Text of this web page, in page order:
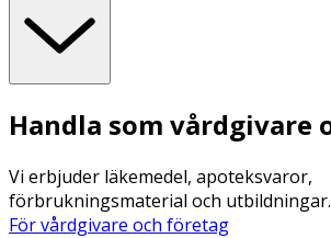
Handla som vårdgivare
Vi erbjuder läkemedel, apoteksvaror,
förbrukningsmaterial och utbildningar.
För vårdgivare och företag